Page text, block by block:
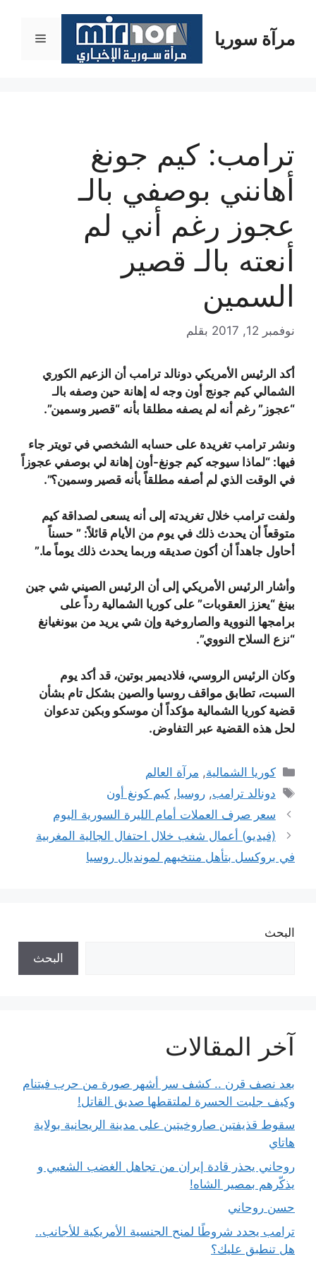
المحتوىمرآة سوريا القائمة
ترامب: كيم جونغ
أهانني بوصفي بالـ
عجوز رغم أني لم
أنعته بالـ قصير
السمين
نوفمبر 12, 2017 بقلم
أكد الرئيس الأمريكي دونالد ترامب أن الزعيم الكوري
الشمالي كيم جونج أون وجه له إهانة حين وصفه بالـ
“عجوز” رغم أنه لم يصفه مطلقا بأنه “قصير وسمين”.
ونشر ترامب تغريدة على حسابه الشخصي في تويتر جاء
فيها: “لماذا سيوجه كيم جونغ-أون إهانة لي بوصفي عجوزاً
في الوقت الذي لم أصفه مطلقاً بأنه قصير وسمين؟”.
ولفت ترامب خلال تغريدته إلى أنه يسعى لصداقة كيم
متوقعاً أن يحدث ذلك في يوم من الأيام قائلاً: ” حسناً
أحاول جاهداً أن أكون صديقه وربما يحدث ذلك يوماً ما.”
وأشار الرئيس الأمريكي إلى أن الرئيس الصيني شي جين
بينغ “يعزز العقوبات” على كوريا الشمالية رداً على
برامجها النووية والصاروخية وإن شي يريد من بيونغيانغ
“نزع السلاح النووي”.
وكان الرئيس الروسي، فلاديمير بوتين، قد أكد يوم
السبت، تطابق مواقف روسيا والصين بشكل تام بشأن
قضية كوريا الشمالية مؤكداً أن موسكو وبكين تدعوان
لحل هذه القضية عبر التفاوض.
التصنيفات
كوريا الشمالية, مرآة العالم
الوسوم
دونالد ترامب,روسيا,كيم كونغ أون
سعر صرف العملات أمام الليرة السورية اليوم
(فيديو) أعمال شغب خلال احتفال الجالية المغربية
في بروكسل بتأهل منتخبهم لمونديال روسيا
البحث
البحث
آخر المقالات
بعد نصف قرن .. كشف سر أشهر صورة من حرب فيتنام
وكيف جلبت الحسرة لملتقطها صديق القاتل!
سقوط قذيفتين صاروخيتين على مدينة الريحانية بولاية
هاتاي
روحاني يحذر قادة إيران من تجاهل الغضب الشعبي و
يذكّرهم بمصير الشاه!
حسن روحاني
ترامب يحدد شروطًا لمنح الجنسية الأمريكية للأجانب..
هل تنطبق عليك؟